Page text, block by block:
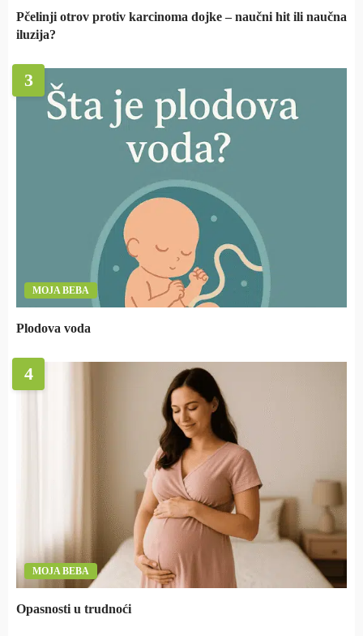
Pčelinji otrov protiv karcinoma dojke – naučni hit ili naučna
iluzija?
3
MOJA BEBA
Plodova voda
4
MOJA BEBA
Opasnosti u trudnoći